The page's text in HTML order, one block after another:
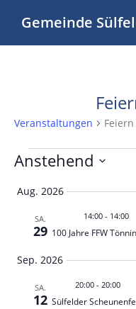
Gemeinde
Veranstaltungen
Anstehend
Aug. 2026
SA.
29
14:00 - 14:00
100 Jahre FFW
Sep. 2026
SA.
12
20:00- 20:00
Sülfelder